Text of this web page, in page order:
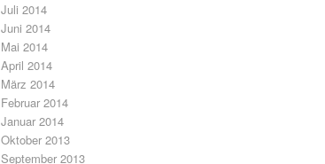
Juli 2014
Juni 2014
Mai 2014
April 2014
März 2014
Februar 2014
Januar 2014
Oktober 2013
September 2013